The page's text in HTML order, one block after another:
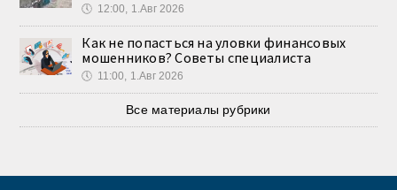
🕔 12:00, 1.Авг 2026
Как не попасться на уловки финансовых
мошенников? Советы специалиста
🕔 11:00, 1.Авг 2026
Все материалы рубрики